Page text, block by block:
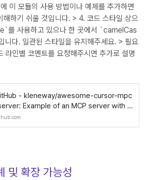
이 모듈의 사용 방법이나 예제를 추가하면
해하기 쉬울 것입니다. > 4. 코드 스타일 상으
를 사용하고 있으나 한 곳에서 `camelCas
니다. 일관된 스타일을 유지해주세요. > 필요
라인별 코멘트를 요청해주시면 추가로 설명
- kleneway/awesome-cursor-mpc
Example of an MCP server with c
tools that can be called directly fro
cursor
및 확장 가능성